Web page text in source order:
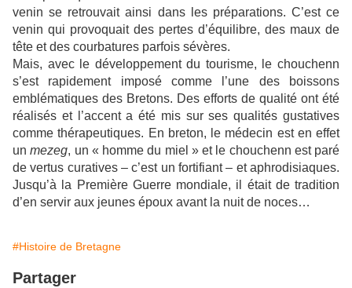
venin se retrouvait ainsi dans les préparations. C’est ce
venin qui provoquait des pertes d’équilibre, des maux de
tête et des courbatures parfois sévères.
Mais, avec le développement du tourisme, le chouchenn
s’est rapidement imposé comme l’une des boissons
emblématiques des Bretons. Des efforts de qualité ont été
réalisés et l’accent a été mis sur ses qualités gustatives
comme thérapeutiques. En breton, le médecin est en effet
unmezeg, un « homme du miel » et le chouchenn est paré
de vertus curatives – c’est un fortifiant – et aphrodisiaques.
Jusqu’à la Première Guerre mondiale, il était de tradition
d’en servir aux jeunes époux avant la nuit de noces…
#Histoire de Bretagne
Partager